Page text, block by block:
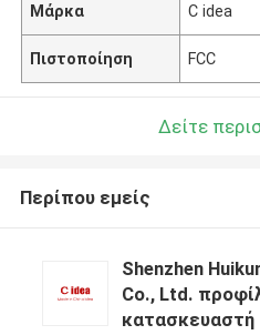
Μάρκα C idea
Πιστοποίηση FCC
Δείτε
Περίπου εμείς
Shenzhen
Co., Ltd.
κατασκευαστή